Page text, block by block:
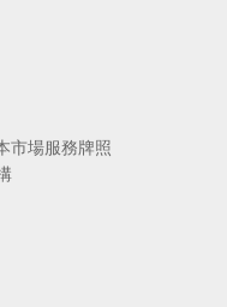
市場服務牌照